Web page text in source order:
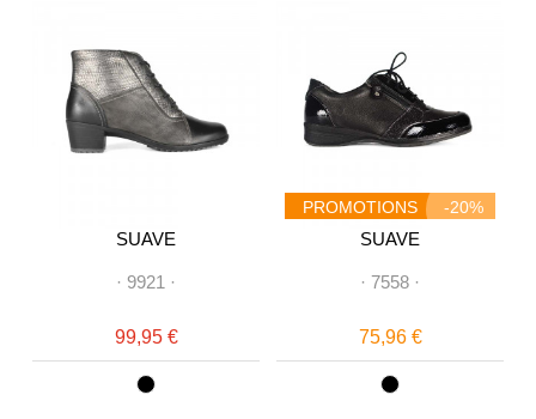
SUAVE
· 9921 ·
99,95 €
PROMOTIONS -20%
SUAVE
· 7558 ·
75,96 €